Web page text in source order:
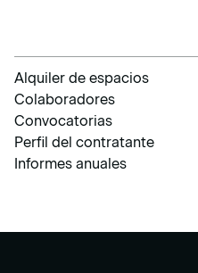
Alquiler de espacios
Colaboradores
Convocatorias
Perfil del contratante
Informes anuales